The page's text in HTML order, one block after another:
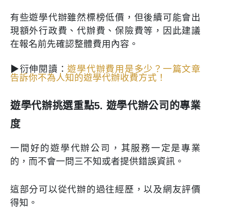
有些遊學代辦雖然標榜低價，但後續可能會出
現額外行政費、代辦費、保險費等，因此建議
在報名前先確認整體費用內容。
▶衍伸閱讀：遊學代辦費用是多少？一篇文章
告訴你不為人知的遊學代辦收費方式！
遊學代辦挑選重點5. 遊學代辦公司的專業
度
一間好的遊學代辦公司，其服務一定是專業
的，而不會一問三不知或者提供錯誤資訊。
這部分可以從代辦的過往經歷，以及網友評價
得知。